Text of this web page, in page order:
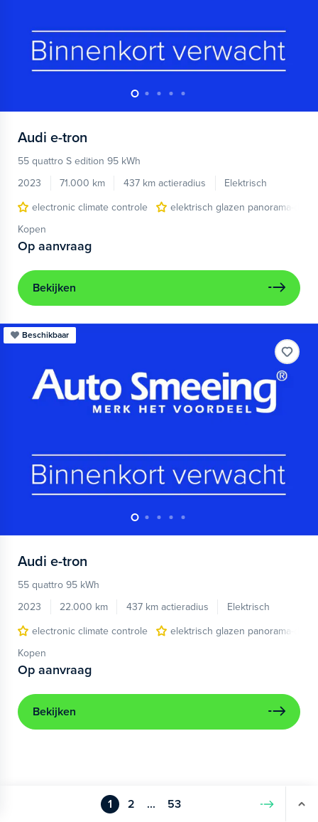
Audi e-tron
55 quattro S edition 95 kWh
2023
71.000 km 437 km actieradius
Elektrisch
electronic climate controle
elektrisch glazen panorama-dak
Kopen
Op aanvraag
Bekijken
Beschikbaar
Audi e-tron
55 quattro 95 kWh
2023
22.000 km 437 km actieradius
Elektrisch
electronic climate controle
elektrisch glazen panorama-dak
Kopen
Op aanvraag
Bekijken
1 2 ... 53 Volgende